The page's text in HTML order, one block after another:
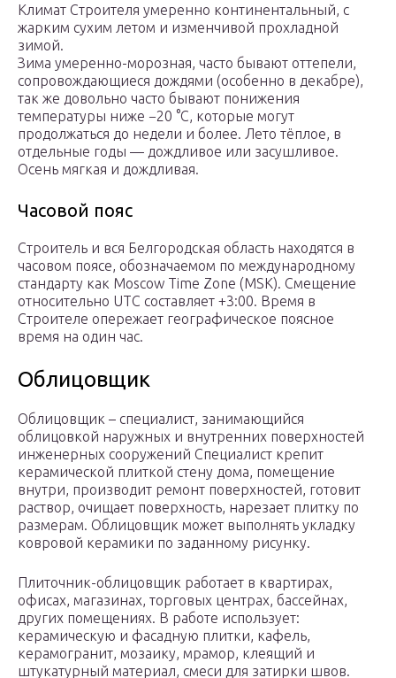
Климат Строителя умеренно континентальный, с
жарким сухим летом и изменчивой прохладной
зимой.
Зима умеренно-морозная, часто бывают оттепели,
сопровождающиеся дождями (особенно в декабре),
так же довольно часто бывают понижения
температуры ниже −20 °C, которые могут
продолжаться до недели и более. Лето тёплое, в
отдельные годы — дождливое или засушливое.
Осень мягкая и дождливая.
Часовой пояс
Строитель и вся Белгородская область находятся в
часовом поясе, обозначаемом по международному
стандарту как Moscow Time Zone (MSK). Смещение
относительно UTC составляет +3:00. Время в
Строителе опережает географическое поясное
время на один час.
Облицовщик
Облицовщик – специалист, занимающийся
облицовкой наружных и внутренних поверхностей
инженерных сооружений Специалист крепит
керамической плиткой стену дома, помещение
внутри, производит ремонт поверхностей, готовит
раствор, очищает поверхность, нарезает плитку по
размерам. Облицовщик может выполнять укладку
ковровой керамики по заданному рисунку.
Плиточник-облицовщик работает в квартирах,
офисах, магазинах, торговых центрах, бассейнах,
других помещениях. В работе использует:
керамическую и фасадную плитки, кафель,
керамогранит, мозаику, мрамор, клеящий и
штукатурный материал, смеси для затирки швов.